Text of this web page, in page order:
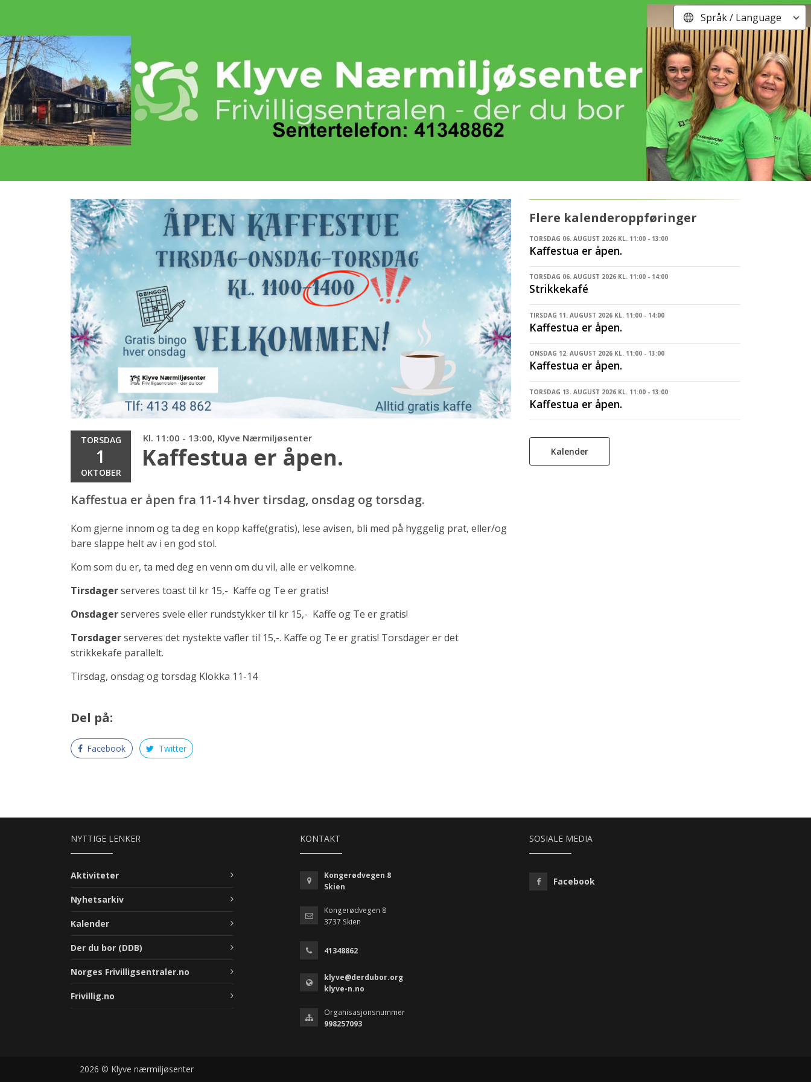
Språk / Language
TORSDAG
1
OKTOBER
Kl. 11:00 - 13:00, Klyve Nærmiljøsenter
Kaffestua er åpen.
Kaffestua er åpen fra 11-14 hver tirsdag, onsdag og torsdag.
Kom gjerne innom og ta deg en kopp kaffe(gratis), lese avisen, bli med på hyggelig prat, eller/og
bare slappe helt av i en god stol.
Kom som du er, ta med deg en venn om du vil, alle er velkomne.
Tirsdagerserveres toast til kr 15,- Kaffe og Te er gratis!
Onsdagerserveres svele eller rundstykker til kr 15,- Kaffe og Te er gratis!
Torsdagerserveres det nystekte vafler til 15,-. Kaffe og Te er gratis! Torsdager er det
strikkekafe parallelt.
Tirsdag, onsdag og torsdag Klokka 11-14
Del på:
Facebook Twitter
Flere kalenderoppføringer
TORSDAG 06. AUGUST 2026 KL. 11:00 - 13:00
Kaffestua er åpen.
TORSDAG 06. AUGUST 2026 KL. 11:00 - 14:00
Strikkekafé
TIRSDAG 11. AUGUST 2026 KL. 11:00 - 14:00
Kaffestua er åpen.
ONSDAG 12. AUGUST 2026 KL. 11:00 - 13:00
Kaffestua er åpen.
TORSDAG 13. AUGUST 2026 KL. 11:00 - 13:00
Kaffestua er åpen.
Kalender
NYTTIGE LENKER
Aktiviteter
Nyhetsarkiv
Kalender
Der du bor (DDB)
Norges Frivilligsentraler.no
Frivillig.no
KONTAKT
Kongerødvegen 8
Skien
Kongerødvegen 8
3737 Skien
41348862
klyve@derdubor.org
klyve-n.no
Organisasjonsnummer
998257093
SOSIALE MEDIA
Facebook
2026 © Klyve nærmiljøsenter